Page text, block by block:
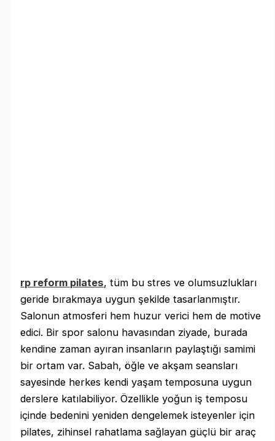
rp reform pilates, tüm bu stres ve olumsuzlukları
geride bırakmaya uygun şekilde tasarlanmıştır.
Salonun atmosferi hem huzur verici hem de motive
edici. Bir spor salonu havasından ziyade, burada
kendine zaman ayıran insanların paylaştığı samimi
bir ortam var. Sabah, öğle ve akşam seansları
sayesinde herkes kendi yaşam temposuna uygun
derslere katılabiliyor. Özellikle yoğun iş temposu
içinde bedenini yeniden dengelemek isteyenler için
pilates, zihinsel rahatlama sağlayan güçlü bir araç